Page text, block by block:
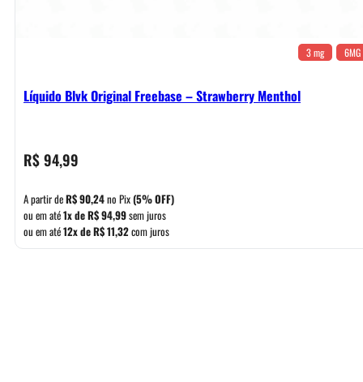
3 mg 6MG
Líquido Blvk Original Freebase – Strawberry Menthol
R$94,99
A partir deR$90,24no Pix(5% OFF)
ou em até1x deR$94,99sem juros
ou em até12x deR$11,32com juros